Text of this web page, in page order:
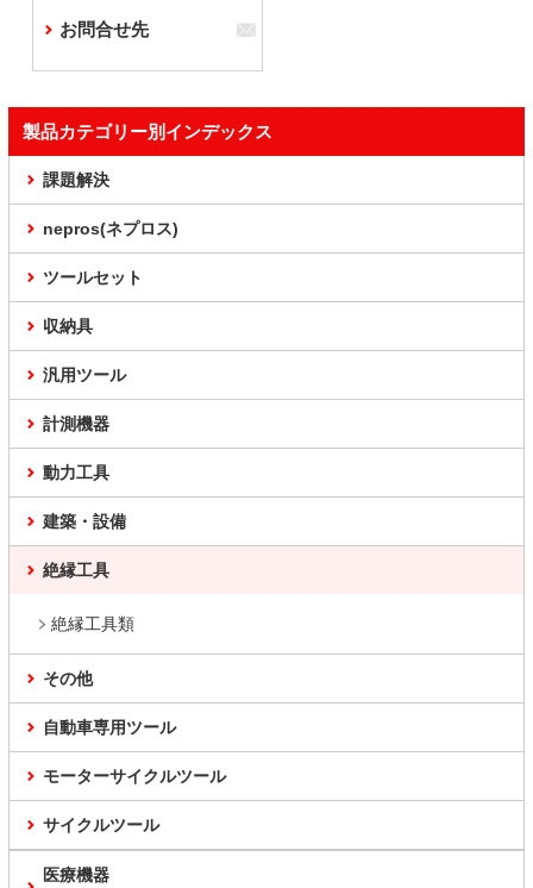
お問合せ先
製品カテゴリー別インデックス
課題解決
nepros(ネプロス)
ツールセット
収納具
汎用ツール
計測機器
動力工具
建築・設備
絶縁工具
絶縁工具類
その他
自動車専用ツール
モーターサイクルツール
サイクルツール
医療機器